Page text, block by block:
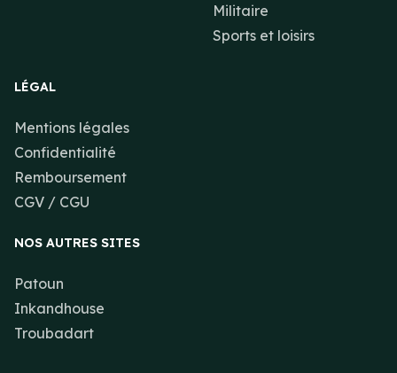
Militaire
Sports et loisirs
LÉGAL
Mentions légales
Confidentialité
Remboursement
CGV / CGU
NOS AUTRES SITES
Patoun
Inkandhouse
Troubadart